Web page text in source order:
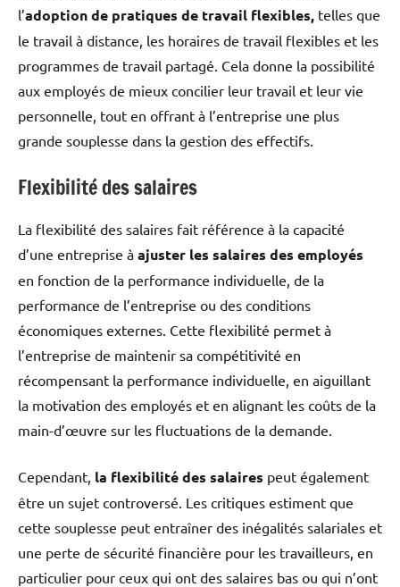
l’adoption de pratiques de travail flexibles, telles que
le travail à distance, les horaires de travail flexibles et les
programmes de travail partagé. Cela donne la possibilité
aux employés de mieux concilier leur travail et leur vie
personnelle, tout en offrant à l’entreprise une plus
grande souplesse dans la gestion des effectifs.
Flexibilité des salaires
La flexibilité des salaires fait référence à la capacité
d’une entreprise à ajuster les salaires des employés
en fonction de la performance individuelle, de la
performance de l’entreprise ou des conditions
économiques externes. Cette flexibilité permet à
l’entreprise de maintenir sa compétitivité en
récompensant la performance individuelle, en aiguillant
la motivation des employés et en alignant les coûts de la
main-d’œuvre sur les fluctuations de la demande.
Cependant, la flexibilité des salaires peut également
être un sujet controversé. Les critiques estiment que
cette souplesse peut entraîner des inégalités salariales et
une perte de sécurité financière pour les travailleurs, en
particulier pour ceux qui ont des salaires bas ou qui n’ont